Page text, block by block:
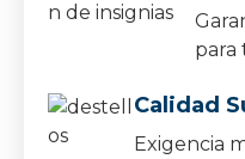
para
Calidad
Exigencia